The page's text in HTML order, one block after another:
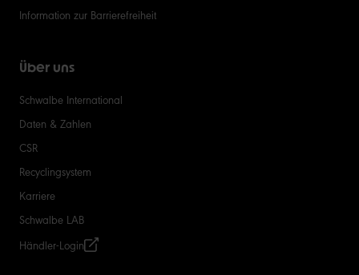
Information zur Barrierefreiheit
Über uns
Schwalbe International
Daten & Zahlen
CSR
Recyclingsystem
Karriere
Schwalbe LAB
Händler-Login